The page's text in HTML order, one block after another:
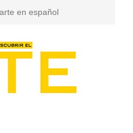
en español